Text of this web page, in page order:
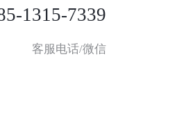
1315-7339
客服电话/微信